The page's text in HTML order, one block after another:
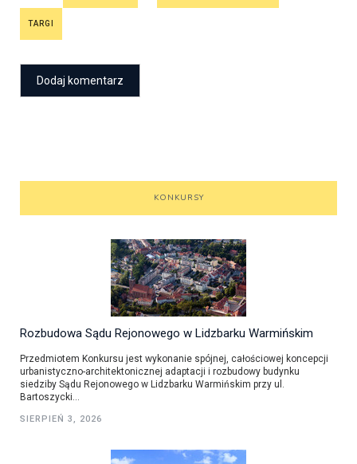
TARGI
KONKURSY
Rozbudowa Sądu Rejonowego w Lidzbarku Warmińskim
Przedmiotem Konkursu jest wykonanie spójnej, całościowej koncepcji
urbanistyczno-architektonicznej adaptacji i rozbudowy budynku
siedziby Sądu Rejonowego w Lidzbarku Warmińskim przy ul.
Bartoszycki...
SIERPIEŃ 3, 2026